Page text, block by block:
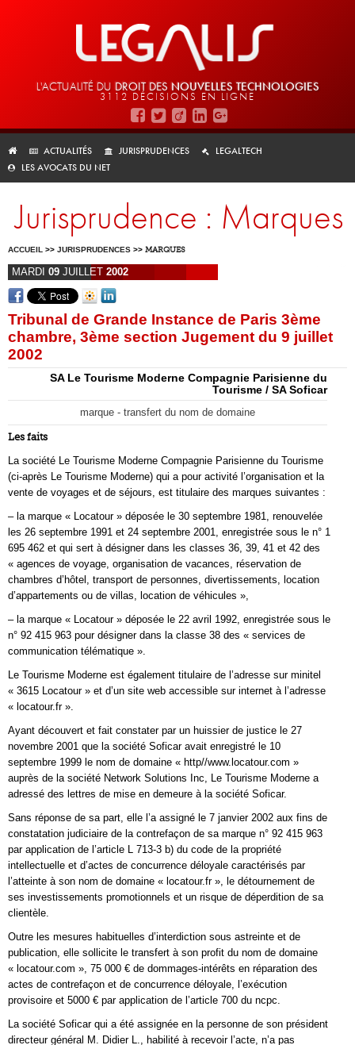
L'ACTUALITÉ DU DROIT DES NOUVELLES TECHNOLOGIES
3112 DÉCISIONS EN LIGNE
ACTUALITÉS JURISPRUDENCES
LEGALTECH
LES AVOCATS DU NET
Jurisprudence : Marques
ACCUEIL >> JURISPRUDENCES >> MARQUES
MARDI 09 JUILLET 2002
Tribunal de Grande Instance de Paris 3ème
chambre, 3ème section Jugement du 9 juillet
2002
SA Le Tourisme Moderne Compagnie Parisienne du
Tourisme / SA Soficar
marque - transfert du nom de domaine
Les faits
La société Le Tourisme Moderne Compagnie Parisienne du Tourisme
(ci-après Le Tourisme Moderne) qui a pour activité l’organisation et la
vente de voyages et de séjours, est titulaire des marques suivantes :
– la marque « Locatour » déposée le 30 septembre 1981, renouvelée
les 26 septembre 1991 et 24 septembre 2001, enregistrée sous le n° 1
695 462 et qui sert à désigner dans les classes 36, 39, 41 et 42 des
« agences de voyage, organisation de vacances, réservation de
chambres d’hôtel, transport de personnes, divertissements, location
d’appartements ou de villas, location de véhicules »,
– la marque « Locatour » déposée le 22 avril 1992, enregistrée sous le
n° 92 415 963 pour désigner dans la classe 38 des « services de
communication télématique ».
Le Tourisme Moderne est également titulaire de l’adresse sur minitel
« 3615 Locatour » et d’un site web accessible sur internet à l’adresse
« locatour.fr ».
Ayant découvert et fait constater par un huissier de justice le 27
novembre 2001 que la société Soficar avait enregistré le 10
septembre 1999 le nom de domaine « http//www.locatour.com »
auprès de la société Network Solutions Inc, Le Tourisme Moderne a
adressé des lettres de mise en demeure à la société Soficar.
Sans réponse de sa part, elle l’a assigné le 7 janvier 2002 aux fins de
constatation judiciaire de la contrefaçon de sa marque n° 92 415 963
par application de l’article L 713-3 b) du code de la propriété
intellectuelle et d’actes de concurrence déloyale caractérisés par
l’atteinte à son nom de domaine « locatour.fr », le détournement de
ses investissements promotionnels et un risque de déperdition de sa
clientèle.
Outre les mesures habituelles d’interdiction sous astreinte et de
publication, elle sollicite le transfert à son profit du nom de domaine
« locatour.com », 75 000 € de dommages-intérêts en réparation des
actes de contrefaçon et de concurrence déloyale, l’exécution
provisoire et 5000 € par application de l’article 700 du ncpc.
La société Soficar qui a été assignée en la personne de son président
directeur général M. Didier L., habilité à recevoir l’acte, n’a pas